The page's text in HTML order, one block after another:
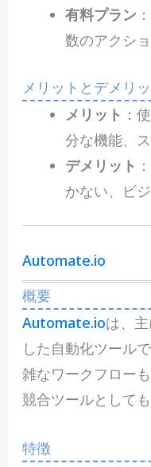
有料プラン
数のアクシ
メリットとデメリ
メリット ：
分な機能、
デメリット
かない、ビ
Automate.io
概要
Automate.ioは、
した自動化ツール
雑なワークフロー
競合ツールとして
特徴